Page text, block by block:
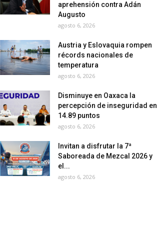
aprehensión contra Adán
Augusto
agosto 6, 2026
Austria y Eslovaquia rompen
récords nacionales de
temperatura
agosto 6, 2026
Disminuye en Oaxaca la
percepción de inseguridad en
14.89 puntos
agosto 6, 2026
Invitan a disfrutar la 7ª
Saboreada de Mezcal 2026 y
el...
agosto 6, 2026